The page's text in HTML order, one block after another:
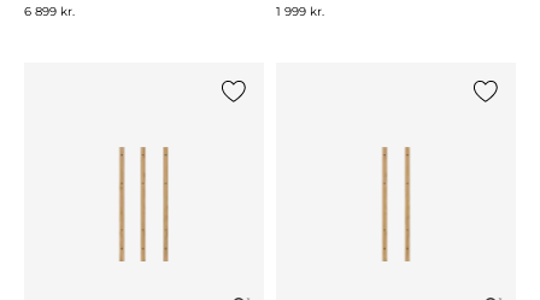
6 899 kr. 1 999 kr.